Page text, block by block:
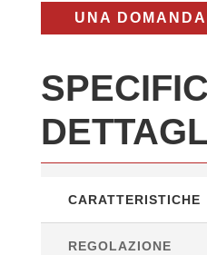
UNA
CARATTERISTICHE
REGOLAZIONE